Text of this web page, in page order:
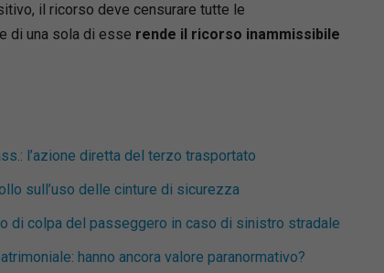
il ricorso deve censurare tutte le
di una sola di esse rende il ricorso inammissibile
l’azione diretta del terzo trasportato
sull’uso delle cinture di sicurezza
di colpa del passeggero in caso di sinistro stradale
hanno ancora valore paranormativo?